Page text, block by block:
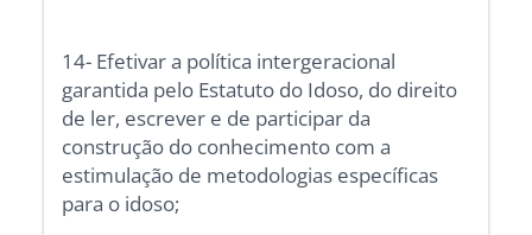
14- Efetivar a política intergeracional
garantida pelo Estatuto do Idoso, do direito
de ler, escrever e de participar da
construção do conhecimento com a
estimulação de metodologias específicas
para o idoso;